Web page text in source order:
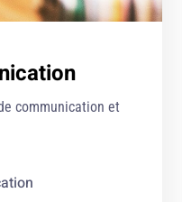
communication et